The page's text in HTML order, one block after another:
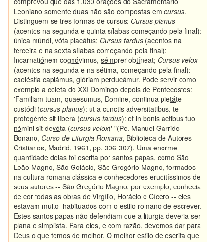
Leoniano somente duas não são compostas emcursus.
Distinguem-se três formas de cursus: Cursus planus
(acentos na segunda e quinta sílabas começando pela final):
única múndi,vóta placátus; Cursus tardus (acentos na
terceira e na sexta sílabas começando pela final):
Incarnatiónem cognóvimus,sémprer obtíneat; Cursus velox
(acentos na segunda e na sétima, começando pela final):
caeléstia capiámus,glóriam perducámur. Pode servir como
exemplo a coleta do XXI Domingo depois de Pentecostes:
'Familiam tuam, quaesumus, Domine, continua pietáte
custódi (cursus planus): ut a cunctis adversitatibus, te
protegénte sit líbera (cursus tardus): et in bonis actibus tuo
nómini sit devóta (cursus velox)' "(Pe. Manuel Garrido
Bonano, Curso de Liturgia Romana, Biblioteca de Autores
Cristianos, Madrid, 1961, pp. 306-307). Uma enorme
quantidade delas foi escrita por santos papas, como São
Leão Magno, São Gelásio, São Gregório Magno, formados
na cultura romana clássica e conhecedores eruditíssimos de
seus autores -- São Gregório Magno, por exemplo, conhecia
de cor todas as obras de Virgílio, Horácio e Cícero -- eles
estavam muito habituados com o estilo romano de escrever.
Estes santos papas não defendiam que a liturgia deveria ser
plana e simplista. Para eles, e com razão, devemos dar para
Deus o que temos de melhor. O melhor estilo de escrita que